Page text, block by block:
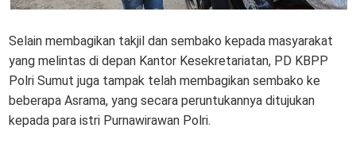
Selain membagikan takjil dan sembako kepada masyarakat
yang melintas di depan Kantor Kesekretariatan, PD KBPP
Polri Sumut juga tampak telah membagikan sembako ke
beberapa Asrama, yang secara peruntukannya ditujukan
kepada para istri Purnawirawan Polri.